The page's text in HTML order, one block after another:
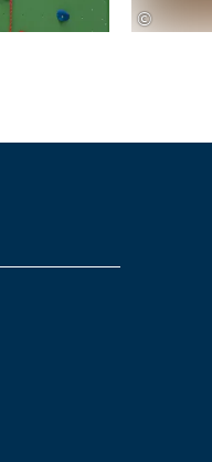
©